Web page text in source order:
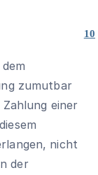
10
zumutbar
einer
nicht
der